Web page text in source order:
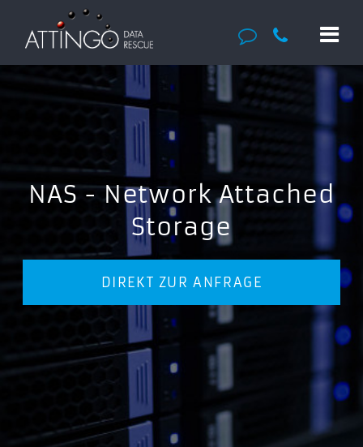
NAS - Network Attached
Storage
DIREKT ZUR ANFRAGE